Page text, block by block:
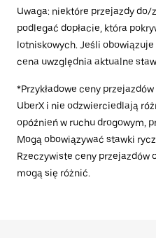
Uwaga: niektóre przejazdy
podlegać dopłacie, która
lotniskowych. Jeśli
cena uwzględnia aktualne
*Przykładowe ceny
UberX i nie odzwierciedlają
opóźnień w ruchu drogowym,
Mogą obowiązywać stawki
Rzeczywiste ceny przejazdów
mogą się różnić.